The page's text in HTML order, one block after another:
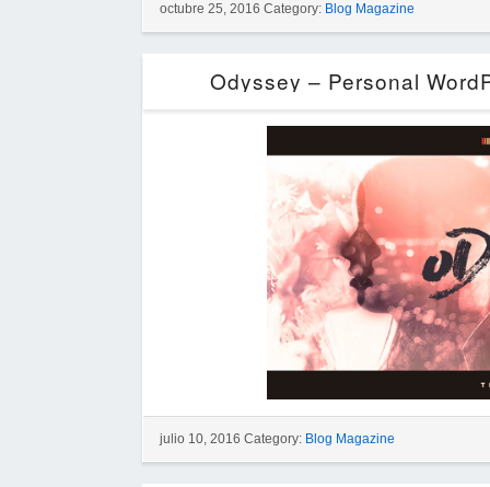
octubre 25, 2016 Category: Blog Magazine
Odyssey – Personal
julio 10, 2016 Category: Blog Magazine